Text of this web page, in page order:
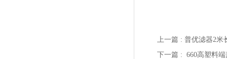
上一篇 : 普优滤器2米
下一篇 : 660高塑料